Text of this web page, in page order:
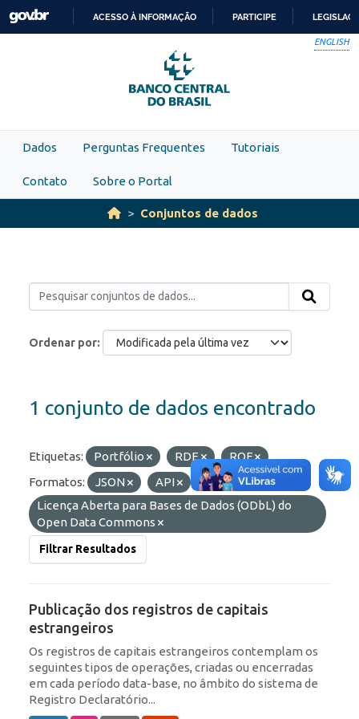
Skip to main content
PARA
O
CONTEÚDO
ACESSO À INFORMAÇÃO PARTICIPE
ENGLISH
Dados Perguntas Frequentes Tutoriais
Contato Sobre o Portal
Conjuntos de dados
Ordenar por
1 conjunto de dados encontrado
Etiquetas: Portfólio RDE
ROF
Formatos:
JSON API
Licenças:
Licença Aberta para Bases de Dados (ODbL) do
Open Data Commons
Filtrar Resultados
Publicação dos registros de capitais
estrangeiros
Os registros de capitais estrangeiros contemplam os
seguintes tipos de operações, criadas ou encerradas
em cada período data-base, no âmbito do sistema de
Registro Declaratório...